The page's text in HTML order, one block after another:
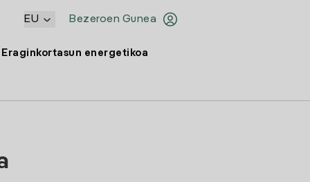
Bezeroen Gunea
EU
Eraginkortasun energetikoa